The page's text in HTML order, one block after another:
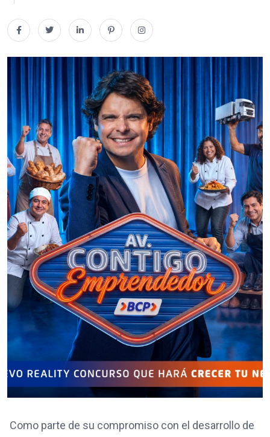
Como parte de su compromiso con el desarrollo de